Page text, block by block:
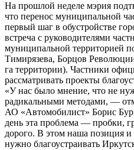
На прошлой неделе мэрия
что перенос муниципальной
первый шаг в обустройстве
встреча с руководителями
муниципальной территорией
Тимирязева, Борцов
га территории). Частники
рассматривать проекты
«У нас было мнение, что не
радикальными методами, —
АО «Автомобилист» Борис
день эта проблема — пробки,
дорого. В этом наша позиция
нужно благоустраивать